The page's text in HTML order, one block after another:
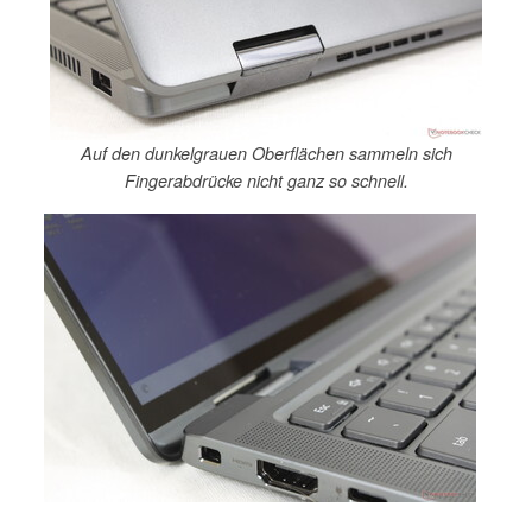
Auf den dunkelgrauen Oberflächen sammeln sich
Fingerabdrücke nicht ganz so schnell.